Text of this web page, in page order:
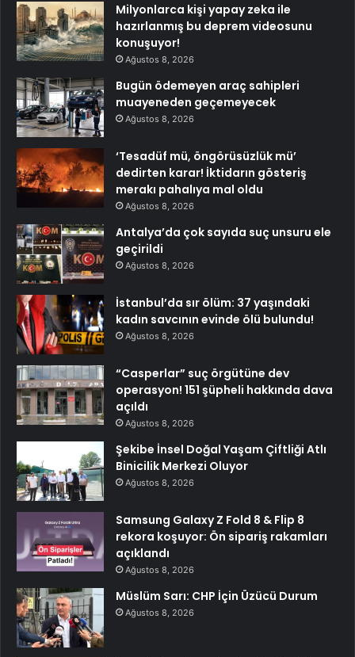
Milyonlarca kişi yapay zeka ile
hazırlanmış bu deprem videosunu
konuşuyor!
Ağustos 8, 2026
Bugün ödemeyen araç sahipleri
muayeneden geçemeyecek
Ağustos 8, 2026
‘Tesadüf mü, öngörüsüzlük mü’
dedirten karar! İktidarın gösteriş
merakı pahalıya mal oldu
Ağustos 8, 2026
Antalya’da çok sayıda suç unsuru ele
geçirildi
Ağustos 8, 2026
İstanbul’da sır ölüm: 37 yaşındaki
kadın savcının evinde ölü bulundu!
Ağustos 8, 2026
“Casperlar” suç örgütüne dev
operasyon! 151 şüpheli hakkında dava
açıldı
Ağustos 8, 2026
Şekibe İnsel Doğal Yaşam Çiftliği Atlı
Binicilik Merkezi Oluyor
Ağustos 8, 2026
Samsung Galaxy Z Fold 8 & Flip 8
rekora koşuyor: Ön sipariş rakamları
açıklandı
Ağustos 8, 2026
Müslüm Sarı: CHP İçin Üzücü Durum
Ağustos 8, 2026